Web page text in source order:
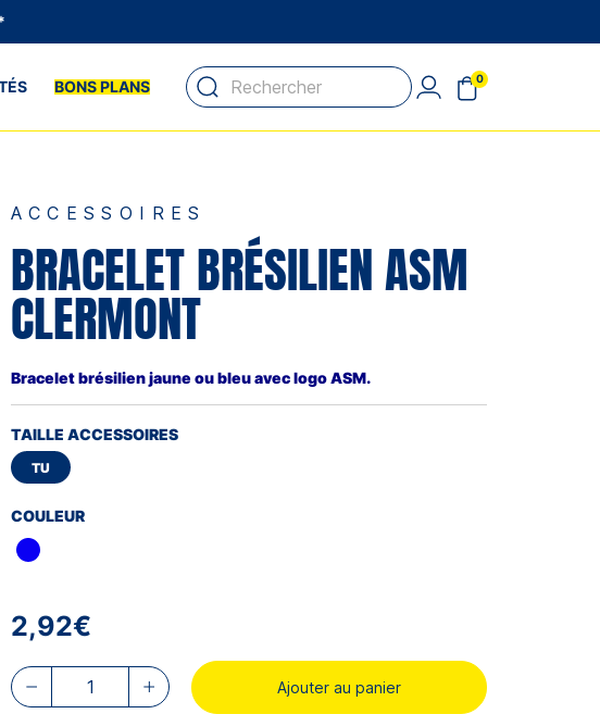
BONS PLANS 0
ACCESSOIRES
BRACELET BRÉSILIEN ASM
CLERMONT
Bracelet brésilien jaune ou bleu avec logo ASM.
TAILLE ACCESSOIRES
TU
COULEUR
2,92€
Ajouter au panier